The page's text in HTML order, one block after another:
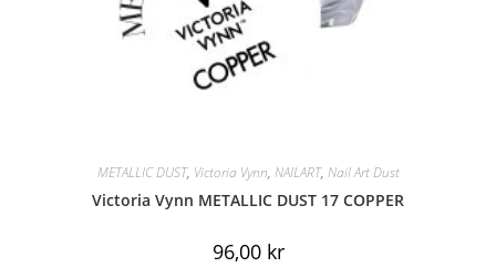
METALLIC DUST, Victoria Vynn, NAILART, Nail Art Dust
Victoria Vynn METALLIC DUST 17 COPPER
96,00 kr